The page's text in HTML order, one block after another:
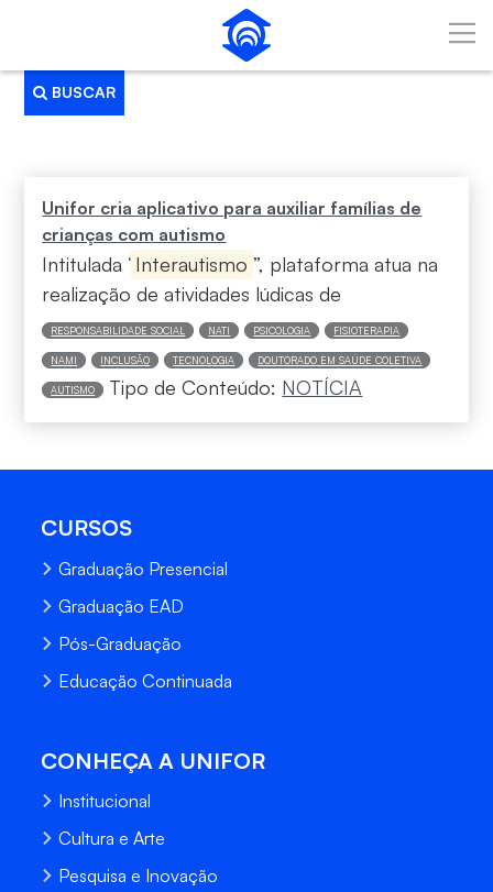
Pular para o Conteúdo principal
BUSCAR
Unifor cria aplicativo para auxiliar famílias de
crianças com autismo
Intitulada “ Interautismo ”, plataforma atua na
realização de atividades lúdicas de
RESPONSABILIDADE SOCIAL NATI PSICOLOGIA FISIOTERAPIA
NAMI INCLUSÃO TECNOLOGIA DOUTORADO EM SAÚDE COLETIVA
AUTISMO Tipo de Conteúdo: NOTÍCIA
CURSOS
Graduação Presencial
Graduação EAD
Pós-Graduação
Educação Continuada
CONHEÇA A UNIFOR
Institucional
Cultura e Arte
Pesquisa e Inovação